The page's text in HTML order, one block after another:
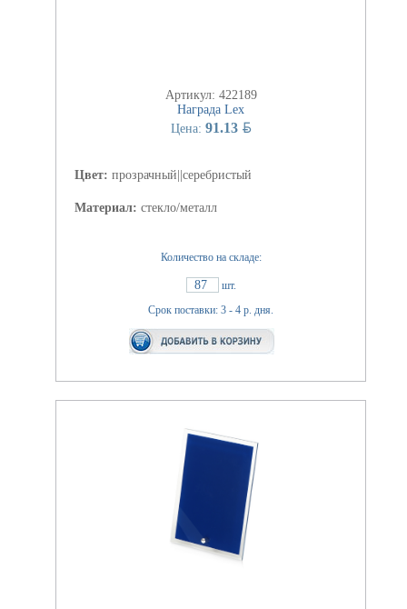
Артикул: 422189
Награда Lex
Цена: 91.13 BYN
Цвет: прозрачный||серебристый
Материал: стекло/металл
Количество на складе:
87
шт.
Срок поставки: 3 - 4 р. дня.